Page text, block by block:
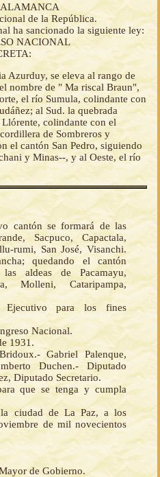
de la República.
ha sancionado la siguiente ley:
NACIONAL
Azurduy, se eleva al rango de
nombre de " Ma riscal Braun",
el río Sumula, colindante con
al Sud. la quebrada
Llórente, colindante con el
de Sombreros y
el cantón San Pedro, siguiendo
y Minas--, y al Oeste, el río
cantón se formará de las
Sacpuco, Capactala,
rumi, San José, Visanchi.
quedando el cantón
aldeas de Pacamayu,
Molleni, Cataripampa,
Ejecutivo para los fines
Nacional.
1931.
Gabriel Palenque,
Duchen.- Diputado
Diputado Secretario.
que se tenga y cumpla
ciudad de La Paz, a los
de mil novecientos
de Gobierno.